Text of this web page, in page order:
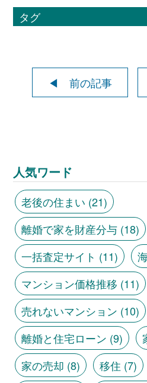
タグ
◀ 前の記事
人気ワード
老後の住まい (21)
離婚で家を財産分与(18)
一括査定サイト (11)
マンション価格推移 (11)
売れないマンション (10)
離婚と住宅ローン (9)
家の売却 (8) 移住 (7)